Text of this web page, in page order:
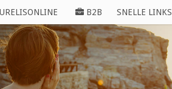
B2B SNELLE LINKS